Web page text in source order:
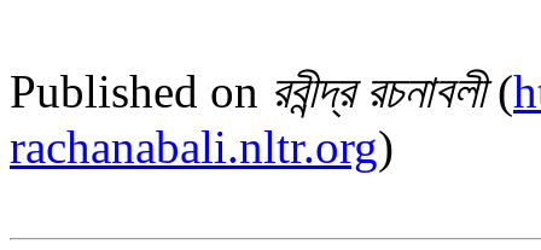
Published on রবীন্দ্র রচনাবলী(
rachanabali.nltr.org)